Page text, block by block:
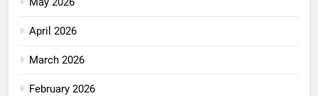
April 2026
March 2026
February 2026